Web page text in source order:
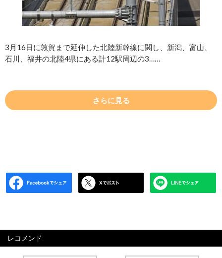
3月16日に敦賀まで延伸した北陸新幹線に関し、新潟、富山、
石川、福井の北陸4県にある計12駅周辺の3……
さらに見る
レコメンド